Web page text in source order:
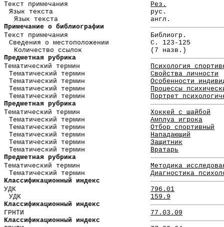
Текст примечания
Рез.
Язык текста
рус.
Язык текста
англ.
Примечание о библиографии
Текст примечания
Библиогр.
Сведения о местоположении
С. 123-125
Количество ссылок
(7 назв.)
Предметная рубрика
Тематический термин
Психология
Тематический термин
Свойства личности
Тематический термин
Особенности
Тематический термин
Процессы
Тематический термин
Портрет
Предметная рубрика
Тематический термин
Хоккей с шайбой
Тематический термин
Амплуа игрока
Тематический термин
Отбор спортивный
Тематический термин
Нападающий
Тематический термин
Защитник
Тематический термин
Вратарь
Предметная рубрика
Тематический термин
Методика
Тематический термин
Диагностика
Классификационный индекс
УДК
796.01
УДК
159.9
Классификационный индекс
ГРНТИ
77.03.09
Классификационный индекс